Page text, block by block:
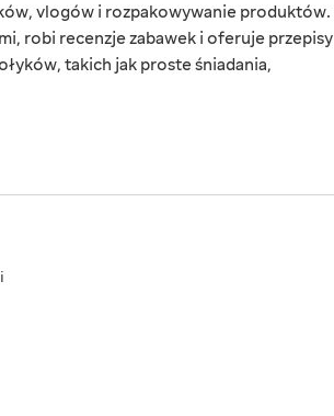
vlogów i rozpakowywanie produktów.
robi recenzje zabawek i oferuje przepisy
takich jak proste śniadania,